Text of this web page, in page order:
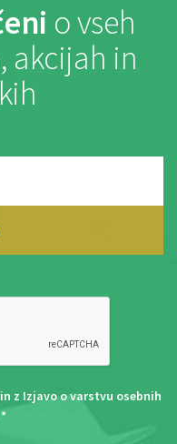
o vseh
akcijah in
in z Izjavo o varstvu osebnih